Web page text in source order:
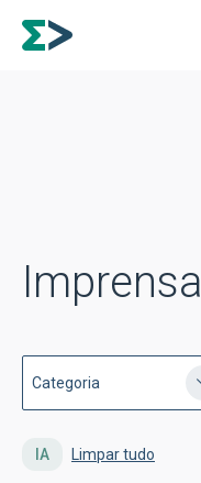
Imprensa
IA Limpar tudo